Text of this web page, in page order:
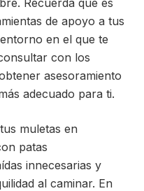
Recuerda que es
de apoyo a tus
en el que te
con los
asesoramiento
adecuado para ti.
muletas en
patas
innecesarias y
al caminar. En